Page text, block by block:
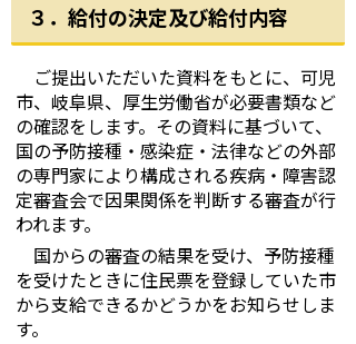
３．給付の決定及び給付内容
ご提出いただいた資料をもとに、可児
市、岐阜県、厚生労働省が必要書類など
の確認をします。その資料に基づいて、
国の予防接種・感染症・法律などの外部
の専門家により構成される疾病・障害認
定審査会で因果関係を判断する審査が行
われます。
国からの審査の結果を受け、予防接種
を受けたときに住民票を登録していた市
から支給できるかどうかをお知らせしま
す。